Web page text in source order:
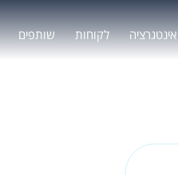
אינטגרציה לקוחות שותפים